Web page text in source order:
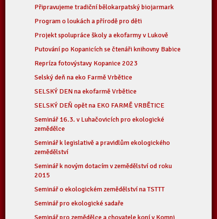
Připravujeme tradiční bělokarpatský biojarmark
Program o loukách a přírodě pro děti
Projekt spolupráce školy a ekofarmy v Lukově
Putování po Kopanicích se čtenáři knihovny Babice
Repríza fotovýstavy Kopanice 2023
Selský deň na eko Farmě Vrbětice
SELSKÝ DEN na ekofarmě Vrbětice
SELSKÝ DEŇ opět na EKO FARMĚ VRBĚTICE
Seminář 16.3. v Luhačovicích pro ekologické
zemědělce
Seminář k legislativě a pravidlům ekologického
zemědělství
Seminář k novým dotacím v zemědělství od roku
2015
Seminář o ekologickém zemědělství na TSTTT
Seminář pro ekologické sadaře
Seminář pro zemědělce a chovatele koní v Komni